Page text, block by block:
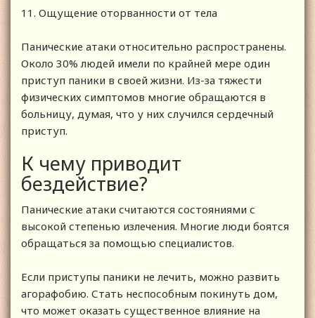
11. Ощущение оторванности от тела
Панические атаки относительно распространены.
Около 30% людей имели по крайней мере один
приступ паники в своей жизни. Из-за тяжести
физических симптомов многие обращаются в
больницу, думая, что у них случился сердечный
приступ.
К чему приводит
бездействие?
Панические атаки считаются состояниями с
высокой степенью излечения. Многие люди боятся
обращаться за помощью специалистов.
Если приступы паники не лечить, можно развить
агорафобию. Стать неспособным покинуть дом,
что может оказать существенное влияние на